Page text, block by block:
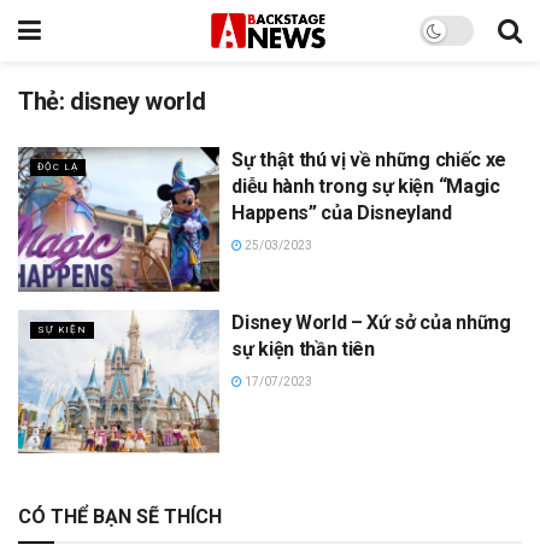
Thẻ: disney world
ĐỘC LẠ
Sự thật thú vị về những chiếc xe
diễu hành trong sự kiện “Magic
Happens” của Disneyland
25/03/2023
SỰ KIỆN
Disney World – Xứ sở của những
sự kiện thần tiên
17/07/2023
CÓ THỂ BẠN SẼ THÍCH